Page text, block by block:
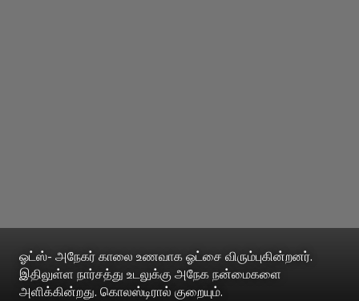
ஓட்ஸ்- அநேகர் காலை உணவாக ஓட்சை விரும்புகின்றனர்.
இதிலுள்ள நார்சத்து உடலுக்கு அநேக நன்மைகளை
அளிக்கின்றது. கொலஸ்டிரால் குறையும்.